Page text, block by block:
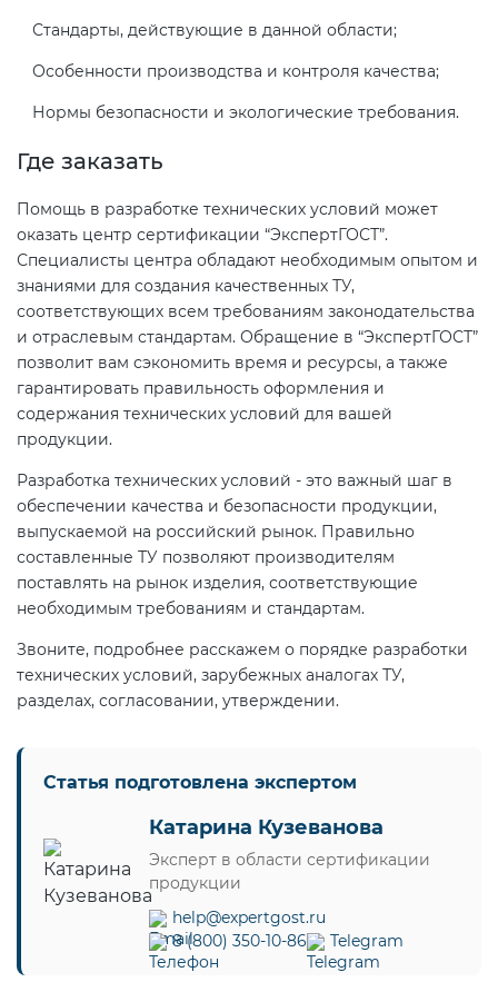
Стандарты, действующие в данной области;
Особенности производства и контроля качества;
Нормы безопасности и экологические требования.
Где заказать
Помощь в разработке технических условий может
оказать центр сертификации “ЭкспертГОСТ”.
Специалисты центра обладают необходимым опытом и
знаниями для создания качественных ТУ,
соответствующих всем требованиям законодательства
и отраслевым стандартам. Обращение в “ЭкспертГОСТ”
позволит вам сэкономить время и ресурсы, а также
гарантировать правильность оформления и
содержания технических условий для вашей
продукции.
Разработка технических условий - это важный шаг в
обеспечении качества и безопасности продукции,
выпускаемой на российский рынок. Правильно
составленные ТУ позволяют производителям
поставлять на рынок изделия, соответствующие
необходимым требованиям и стандартам.
Звоните, подробнее расскажем о порядке разработки
технических условий, зарубежных аналогах ТУ,
разделах, согласовании, утверждении.
Статья подготовлена экспертом
Катарина Кузеванова
Эксперт в области сертификации
продукции
help@expertgost.ru
8 (800) 350-10-86
Telegram